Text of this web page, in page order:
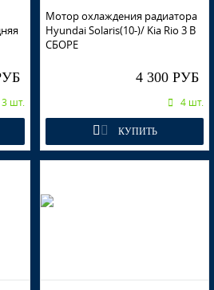
GRAY
GRAY
3 шт.
Мотор охлаждения радиатора
Hyundai Solaris(10-)/ Kia Rio 3 В
СБОРЕ
4 300 РУБ
4 шт.
КУПИТЬ